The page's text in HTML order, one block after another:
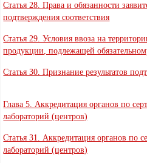
Статья 28. Права и обязанности
подтверждения соответствия
Статья 29. Условия ввоза на
продукции, подлежащей
Статья 30. Признание результатов
Глава 5. Аккредитация органов по
лабораторий (центров)
Статья 31. Аккредитация органов по
лабораторий (центров)